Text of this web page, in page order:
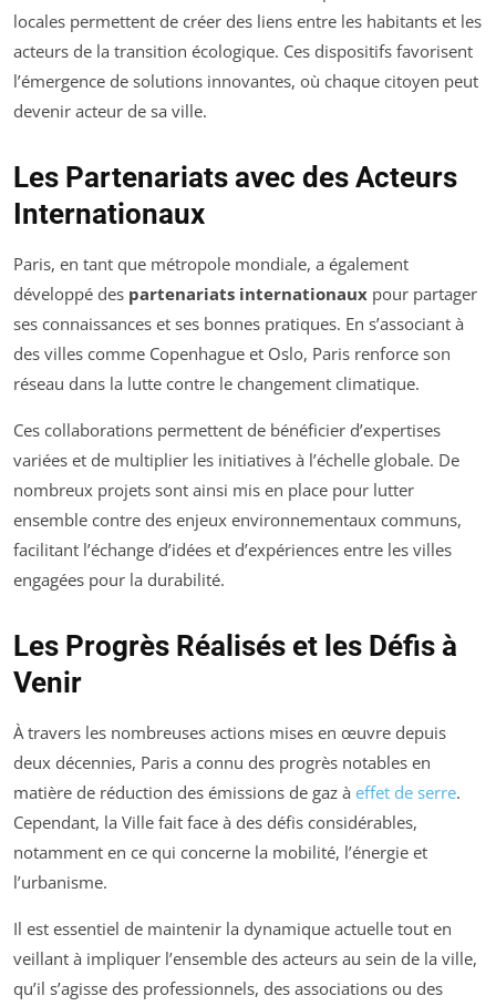
locales permettent de créer des liens entre les habitants et les
acteurs de la transition écologique. Ces dispositifs favorisent
l’émergence de solutions innovantes, où chaque citoyen peut
devenir acteur de sa ville.
Les Partenariats avec des Acteurs
Internationaux
Paris, en tant que métropole mondiale, a également
développé des partenariats internationaux pour partager
ses connaissances et ses bonnes pratiques. En s’associant à
des villes comme Copenhague et Oslo, Paris renforce son
réseau dans la lutte contre le changement climatique.
Ces collaborations permettent de bénéficier d’expertises
variées et de multiplier les initiatives à l’échelle globale. De
nombreux projets sont ainsi mis en place pour lutter
ensemble contre des enjeux environnementaux communs,
facilitant l’échange d’idées et d’expériences entre les villes
engagées pour la durabilité.
Les Progrès Réalisés et les Défis à
Venir
À travers les nombreuses actions mises en œuvre depuis
deux décennies, Paris a connu des progrès notables en
matière de réduction des émissions de gaz à effet de serre.
Cependant, la Ville fait face à des défis considérables,
notamment en ce qui concerne la mobilité, l’énergie et
l’urbanisme.
Il est essentiel de maintenir la dynamique actuelle tout en
veillant à impliquer l’ensemble des acteurs au sein de la ville,
qu’il s’agisse des professionnels, des associations ou des